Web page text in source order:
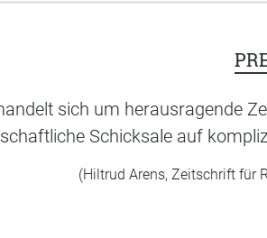
sich um herausragende
Schicksale auf
(Hiltrud Arens, Zeitschrift für